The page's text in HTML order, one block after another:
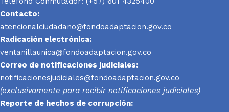
Contacto:
atencionalciudadano@fondoadaptacion.gov.co
Radicación electrónica:
ventanillaunica@fondoadaptacion.gov.co
Correo de notificaciones judiciales:
notificacionesjudiciales@fondoadaptacion.gov.co
(exclusivamente para recibir notificaciones judiciales)
Reporte de hechos de corrupción: